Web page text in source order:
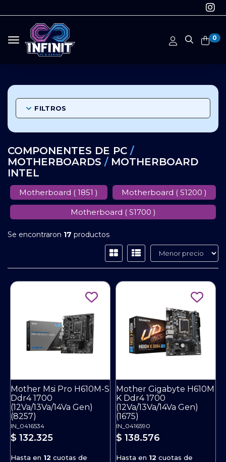
0
Toggle navigation
FILTROS
COMPONENTES DE PC /
MOTHERBOARDS / MOTHERBOARD
INTEL
Motherboard ( 1851 ) Motherboard ( S1200 )
Motherboard ( S1700 )
Se encontraron 17 productos
Mother Msi Pro H610M-S
Ddr4 1700
(12Va/13Va/14Va Gen)
(8257)
IN_0416534
$ 132.325
Hasta en 12 cuotas de
Mother Gigabyte H610M
K Ddr4 1700
(12Va/13Va/14Va Gen)
(1675)
IN_0416590
$ 138.576
Hasta en 12 cuotas de